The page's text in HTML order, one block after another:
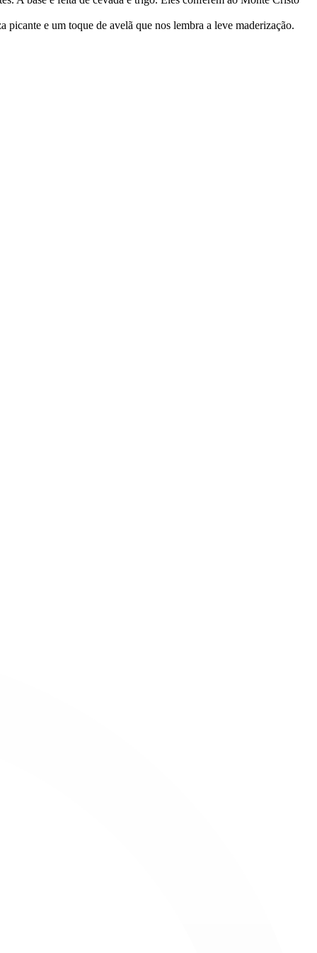
e um toque de avelã que nos lembra a leve maderização.